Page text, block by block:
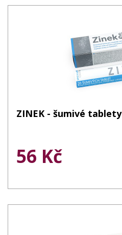
ZINEK - šumivé tablety
56 Kč